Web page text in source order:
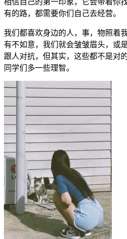
有的路，都需要你们自己去经营。
我们都喜欢身边的人，事，物照着
有不如意，我们就会皱皱眉头，或
跟人对抗，但其实，这些都不是对
同学们多一些理智。